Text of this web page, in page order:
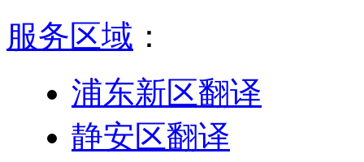
服务区域 ：
浦东新区翻译
静安区翻译